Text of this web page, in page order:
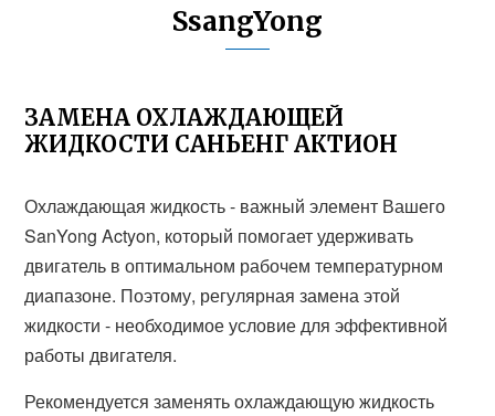
SsangYong
ЗАМЕНА ОХЛАЖДАЮЩЕЙ
ЖИДКОСТИ САНЬЕНГ АКТИОН
Охлаждающая жидкость - важный элемент Вашего
SanYong Actyon, который помогает удерживать
двигатель в оптимальном рабочем температурном
диапазоне. Поэтому, регулярная замена этой
жидкости - необходимое условие для эффективной
работы двигателя.
Рекомендуется заменять охлаждающую жидкость